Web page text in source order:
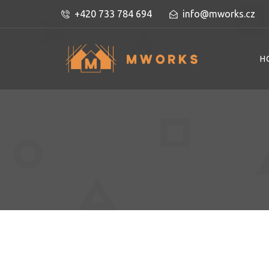
+420 733 784 694 info@mworks.cz